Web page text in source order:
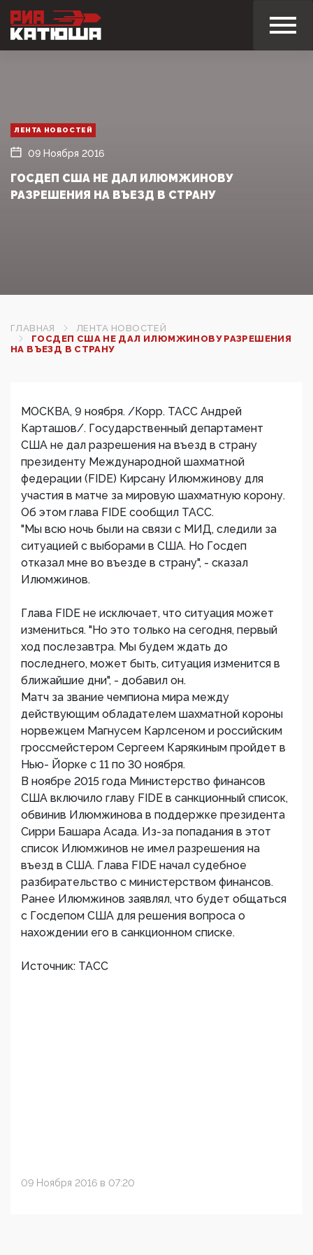
ЛЕНТА НОВОСТЕЙ
09 Ноября 2016
ГОСДЕП США НЕ ДАЛ ИЛЮМЖИНОВУ
РАЗРЕШЕНИЯ НА ВЪЕЗД В СТРАНУ
ГЛАВНАЯ
ЛЕНТА НОВОСТЕЙ
ГОСДЕП США НЕ ДАЛ ИЛЮМЖИНОВУ РАЗРЕШЕНИЯ
НА ВЪЕЗД В СТРАНУ
МОСКВА, 9 ноября. /Корр. ТАСС Андрей
Карташов/. Государственный департамент
США не дал разрешения на въезд в страну
президенту Международной шахматной
федерации (FIDE) Кирсану Илюмжинову для
участия в матче за мировую шахматную корону.
Об этом глава FIDE сообщил ТАСС.
"Мы всю ночь были на связи с МИД, следили за
ситуацией с выборами в США. Но Госдеп
отказал мне во въезде в страну", - сказал
Илюмжинов.
Глава FIDE не исключает, что ситуация может
измениться. "Но это только на сегодня, первый
ход послезавтра. Мы будем ждать до
последнего, может быть, ситуация изменится в
ближайшие дни", - добавил он.
Матч за звание чемпиона мира между
действующим обладателем шахматной короны
норвежцем Магнусем Карлсеном и российским
гроссмейстером Сергеем Карякиным пройдет в
Нью- Йорке с 11 по 30 ноября.
В ноябре 2015 года Министерство финансов
США включило главу FIDE в санкционный список,
обвинив Илюмжинова в поддержке президента
Сирри Башара Асада. Из-за попадания в этот
список Илюмжинов не имел разрешения на
въезд в США. Глава FIDE начал судебное
разбирательство с министерством финансов.
Ранее Илюмжинов заявлял, что будет общаться
с Госдепом США для решения вопроса о
нахождении его в санкционном списке.
Источник: ТАСС
09 Ноября 2016 в 07:20